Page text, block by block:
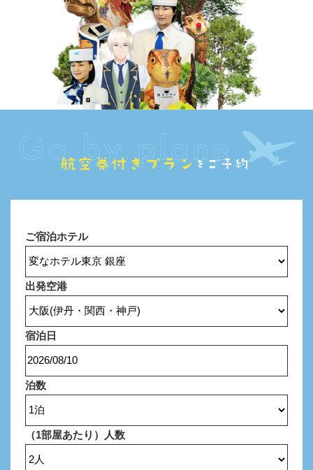
ご宿泊ホテル
出発空港
宿泊日
泊数
（1部屋あたり） 人数